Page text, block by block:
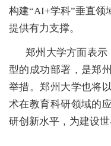
构建“AI+学科”垂直领
提供有力支撑。
郑州大学方面表示
型的成功部署，是郑
举措。郑州大学也将
术在教育科研领域的
研创新水平，为建设